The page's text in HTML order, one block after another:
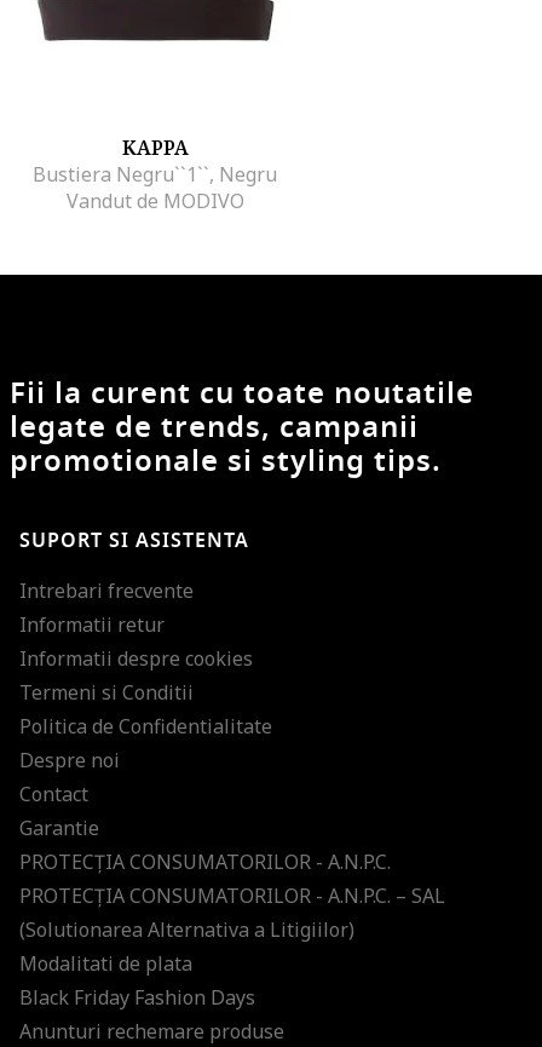
KAPPA
Bustiera Negru``1``, Negru
Vandut de MODIVO
Fii la curent cu toate noutatile
legate de trends, campanii
promotionale si styling tips.
SUPORT SI ASISTENTA
Intrebari frecvente
Informatii retur
Informatii despre cookies
Termeni si Conditii
Politica de Confidentialitate
Despre noi
Contact
Garantie
PROTECŢIA CONSUMATORILOR - A.N.P.C.
PROTECŢIA CONSUMATORILOR - A.N.P.C. – SAL
(Solutionarea Alternativa a Litigiilor)
Modalitati de plata
Black Friday Fashion Days
Anunturi rechemare produse